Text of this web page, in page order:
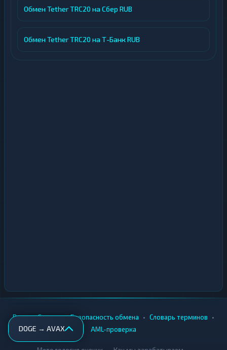
Обмен Tether TRC20 на Сбер RUB
Обмен Tether TRC20 на Т-Банк RUB
DOGE → AVAX
Вики • Города • Безопасность обмена • Словарь терминов •
AML-проверка